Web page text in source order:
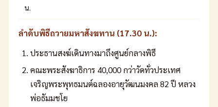
น.
ลำดับพิธีถวายมหาสังฆทาน (17.30 น.):
ประธานสงฆ์เดินทางมาถึงศูนย์กลางพิธี
คณะพระสังฆาธิการ 40,000 กว่าวัดทั่วประเทศ
เจริญพระพุทธมนต์ฉลองอายุวัฒนมงคล 82 ปี หลวง
พ่อธัมมชโย